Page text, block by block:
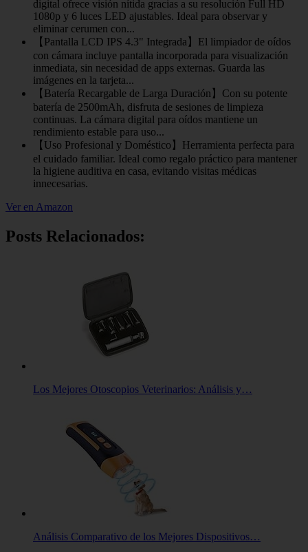
digital ofrece visión nítida gracias a su resolución Full HD
1080p y 6 luces LED ajustables. Ideal para observar y
eliminar cerumen con...
【Pantalla LCD IPS 4.3" Integrada】El limpiador de oídos
con cámara incluye pantalla incorporada para visualización
inmediata, sin necesidad de apps externas. Guarda las
imágenes en la tarjeta...
【Batería Recargable de Larga Duración】Con su potente
batería de 2500mAh, disfruta de sesiones de limpieza
continuas. La cámara digital para oídos mantiene un
rendimiento estable para uso...
【Uso Profesional y Doméstico】Herramienta perfecta para
el cuidado familiar. Ideal como regalo práctico para mantener
la higiene auditiva en casa, evitando visitas médicas
innecesarias.
Ver en Amazon
Posts Relacionados:
Los Mejores Otoscopios Veterinarios: Análisis y…
Análisis Comparativo de los Mejores Dispositivos…